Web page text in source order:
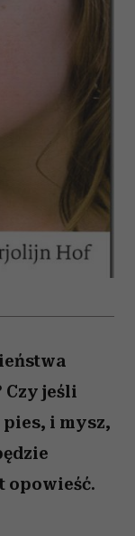
Czy jeśli
i mysz,
opowieść.